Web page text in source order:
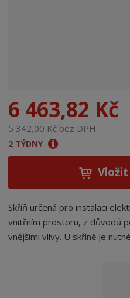
6 463,82 Kč
5 342,00 Kč bez DPH
2 TÝDNY
Skříň určená pro instalaci
vnitřním prostoru, z důvodů
vnějšími vlivy. U skříně je